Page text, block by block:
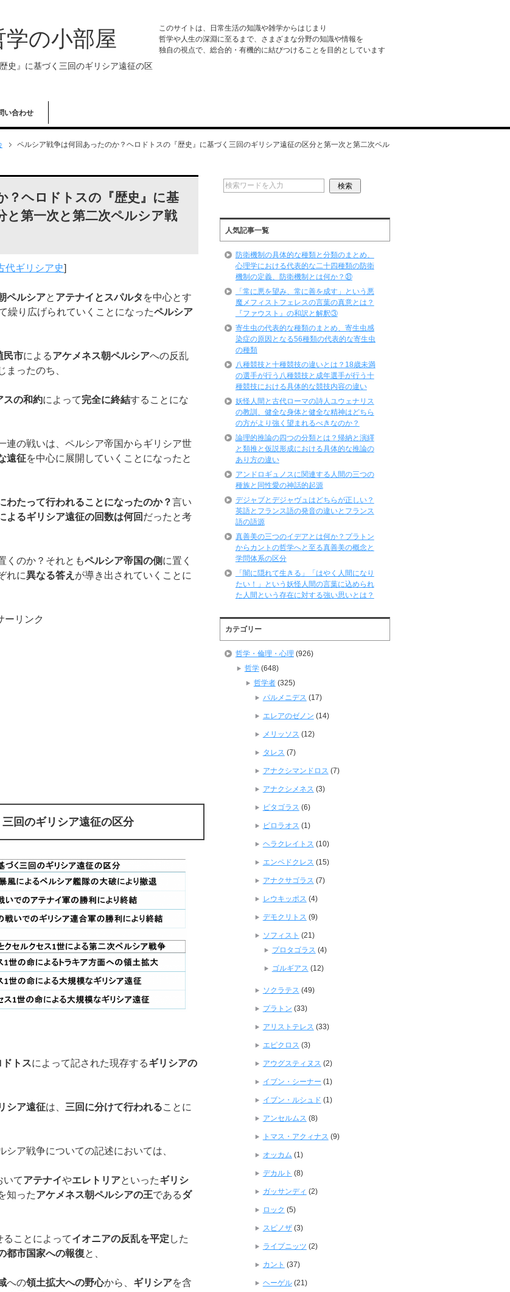
の小部屋
史』に基づく三回のギリシア遠征の区
このサイトは、日常生活の知識や雑学からはじまり
哲学や人生の深淵に至るまで、さまざまな分野の知識や情報を
独自の視点で、総合的・有機的に結びつけることを目的としています
い合わせ
ペルシア戦争は何回あったのか？ヘロドトスの『歴史』に基づく三回のギリシア遠征の区分と第一次と第二次ペル
？ヘロドトスの『歴史』に基
と第一次と第二次ペルシア戦
代ギリシア史]
ペルシアと アテナイとスパルタ を中心とす
繰り広げられていくことになったペルシア
民市によるアケメネス朝ペルシアへの反乱
まったのち、
スの和約によって完全に終結することにな
連の戦いは、ペルシア帝国からギリシア世
遠征を中心に展開していくことになったと
わたって行われることになったのか？言い
よるギリシア遠征の回数は何回 だったと考
くのか？それともペルシア帝国の側 に置く
れに異なる答え が導き出されていくことに
ーリンク
回のギリシア遠征の区分
ドトスによって記された現存するギリシアの
シア遠征は、 三回に分けて行われることに
ア戦争についての記述においては、
いてアテナイやエレトリアといったギリシ
知ったアケメネス朝ペルシアの王であるダ
ることによってイオニアの反乱を平定 した
都市国家への報復と、
への領土拡大への野心から、 ギリシアを含
人気記事一覧
防衛機制の具体的な種類と分類のまとめ、
心理学における代表的な二十四種類の防衛
機制の定義、防衛機制とは何か？㉛
「常に悪を望み、常に善を成す」という悪
魔メフィストフェレスの言葉の真意とは？
『ファウスト』の和訳と解釈③
寄生虫の代表的な種類のまとめ、寄生虫感
染症の原因となる56種類の代表的な寄生虫
の種類
八種競技と十種競技の違いとは？18歳未満
の選手が行う八種競技と成年選手が行う十
種競技における具体的な競技内容の違い
妖怪人間と古代ローマの詩人ユウェナリス
の教訓、健全な身体と健全な精神はどちら
の方がより強く望まれるべきなのか？
論理的推論の四つの分類とは？帰納と演繹
と類推と仮説形成における具体的な推論の
あり方の違い
アンドロギュノスに関連する人間の三つの
種族と同性愛の神話的起源
デジャブとデジャヴュはどちらが正しい？
英語とフランス語の発音の違いとフランス
語の語源
真善美の三つのイデアとは何か？プラトン
からカントの哲学へと至る真善美の概念と
学問体系の区分
「闇に隠れて生きる」「はやく人間になり
たい！」という妖怪人間の言葉に込められ
た人間という存在に対する強い思いとは？
カテゴリー
哲学・倫理・心理 (926)
哲学(648)
哲学者(325)
パルメニデス (17)
エレアのゼノン (14)
メリッソス (12)
タレス (7)
アナクシマンドロス (7)
アナクシメネス (3)
ピタゴラス (6)
ピロラオス (1)
ヘラクレイトス (10)
エンペドクレス (15)
アナクサゴラス (7)
レウキッポス (4)
デモクリトス (9)
ソフィスト (21)
プロタゴラス (4)
ゴルギアス (12)
ソクラテス (49)
プラトン (33)
アリストテレス (33)
エピクロス (3)
アウグスティヌス (2)
イブン・シーナー (1)
イブン・ルシュド (1)
アンセルムス (8)
トマス・アクィナス (9)
オッカム (1)
デカルト (8)
ガッサンディ (2)
ロック (5)
スピノザ(3)
ライプニッツ (2)
カント (37)
ヘーゲル(21)